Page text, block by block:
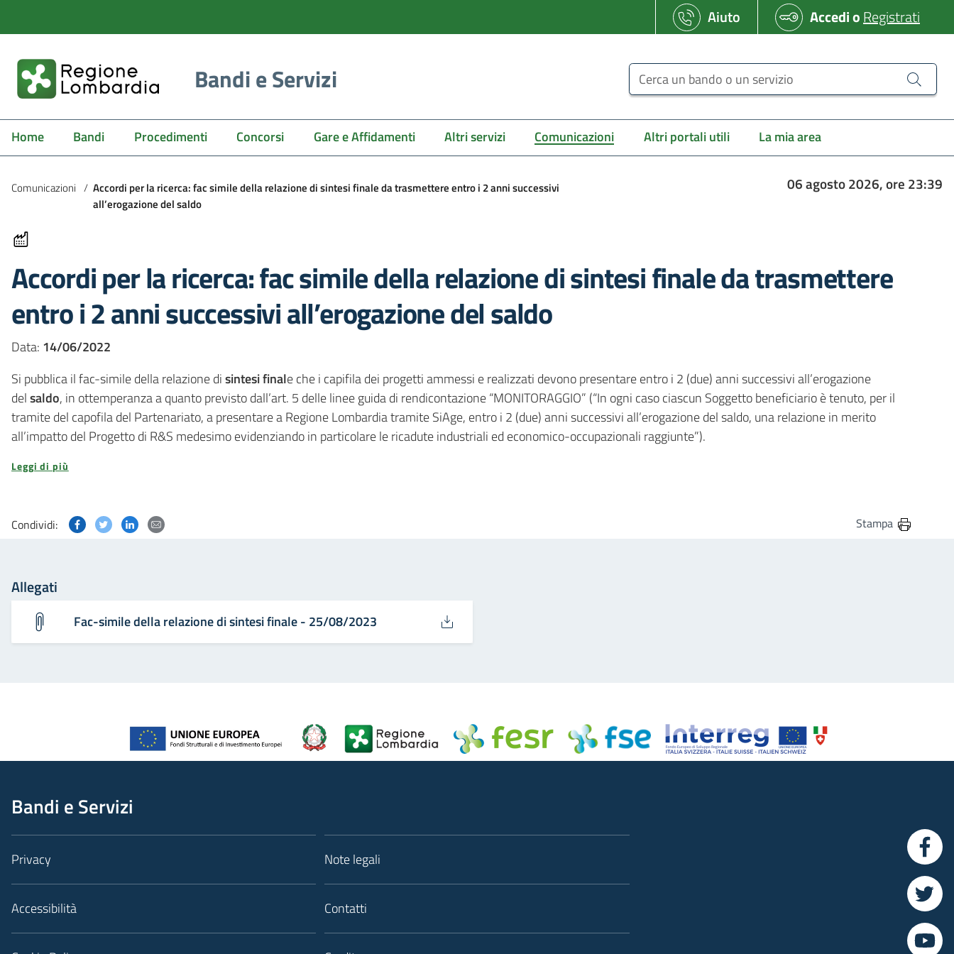
Aiuto AccedioRegistrati
Bandi e Servizi Cerca un bando o un servizio
Home Bandi Procedimenti Concorsi Gare e Affidamenti Altri servizi Comunicazioni Altri portali utili La mia area
Comunicazioni / Accordi per la ricerca: fac simile della relazione di sintesi finale da trasmettere entro i 2 anni successivi
all’erogazione del saldo
06 agosto 2026, ore 23:39
Accordi per la ricerca: fac simile della relazione di sintesi finale da trasmettere
entro i 2 anni successivi all’erogazione del saldo
Data: 14/06/2022
Si pubblica il fac-simile della relazione disintesi finale che i capifila dei progetti ammessi e realizzati devono presentare entro i 2 (due) anni successivi all’erogazione
delsaldo, in ottemperanza a quanto previsto dall’art. 5 delle linee guida di rendicontazione “MONITORAGGIO” (“In ogni caso ciascun Soggetto beneficiario è tenuto, per il
tramite del capofila del Partenariato, a presentare a Regione Lombardia tramite SiAge, entro i 2 (due) anni successivi all’erogazione del saldo, una relazione in merito
all’impatto del Progetto di R&S medesimo evidenziando in particolare le ricadute industriali ed economico-occupazionali raggiunte”).
Leggi di più
Condividi: Condividi questa pagina su Facebook
Condividi questa pagina su Twitter
Condividi questa pagina su Linkedin Stampa
Allegati
Fac-simile della relazione di sintesi finale - 25/08/2023
Bandi e Servizi
Privacy
Accessibilità
Note legali
Contatti